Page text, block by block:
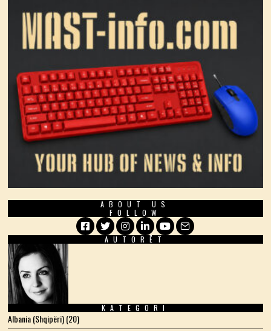
ABOUT US
FOLLOW
Facebook
TwitterInstagram
LinkedIn
YouTube
Email
AUTORËT
KATEGORI
Albania (Shqipëri)(20)